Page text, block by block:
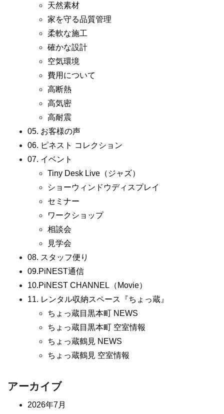
天然素材
家を守る品質管理
柔軟な施工
確かな設計
空気環境
費用について
高断熱
高気密
高耐震
05. お客様の声
06. ピネスト コレクション
07. イベント
Tiny Desk Live（ジャズ）
ショーウィンドウディスプレイ
セミナー
ワークショップ
相談会
見学会
08. スタッフ便り
09.PiNEST通信
10.PiNEST CHANNEL（Movie）
11. レンタル収納スペース『ちょっ蔵』
ちょっ蔵目黒本町 NEWS
ちょっ蔵目黒本町 空室情報
ちょっ蔵鶴見 NEWS
ちょっ蔵鶴見 空室情報
アーカイブ
2026年7月